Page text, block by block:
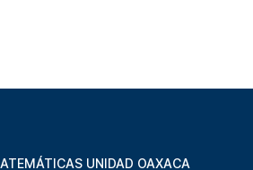
UNIDAD OAXACA